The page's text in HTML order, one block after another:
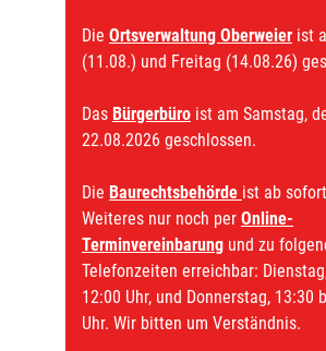
Die Ortsverwaltung Oberweier ist
(11.08.) und Freitag (14.08.26)
Das Bürgerbüro ist am Samstag,
22.08.2026 geschlossen.
Die Baurechtsbehörde ist ab
Weiteres nur noch per Online-
Terminvereinbarung und zu
Telefonzeiten erreichbar:
12:00 Uhr, und Donnerstag, 13:30
Uhr. Wir bitten um Verständnis.